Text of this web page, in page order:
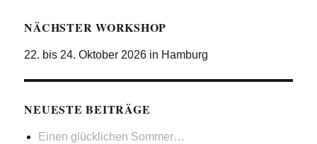
NÄCHSTER WORKSHOP
22. bis 24. Oktober 2026 in Hamburg
NEUESTE BEITRÄGE
Einen glücklichen Sommer…